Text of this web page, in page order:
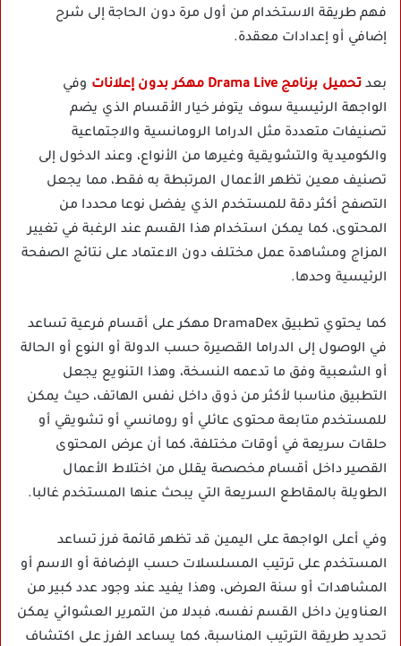
فهم طريقة الاستخدام من أول مرة دون الحاجة إلى شرح
إضافي أو إعدادات معقدة.
بعد تحميل برنامج Drama Live مهكر بدون إعلانات
وفي
الواجهة الرئيسية سوف يتوفر خيار الأقسام الذي يضم
تصنيفات متعددة مثل الدراما الرومانسية والاجتماعية
والكوميدية والتشويقية وغيرها من الأنواع، وعند الدخول إلى
تصنيف معين تظهر الأعمال المرتبطة به فقط، مما يجعل
التصفح أكثر دقة للمستخدم الذي يفضل نوعا محددا من
المحتوى، كما يمكن استخدام هذا القسم عند الرغبة في تغيير
المزاج ومشاهدة عمل مختلف دون الاعتماد على نتائج الصفحة
الرئيسية وحدها.
كما يحتوي تطبيق DramaDex مهكر على أقسام فرعية تساعد
في الوصول إلى الدراما القصيرة حسب الدولة أو النوع أو الحالة
أو الشعبية وفق ما تدعمه النسخة، وهذا التنويع يجعل
التطبيق مناسبا لأكثر من ذوق داخل نفس الهاتف، حيث يمكن
للمستخدم متابعة محتوى عائلي أو رومانسي أو تشويقي أو
حلقات سريعة في أوقات مختلفة، كما أن عرض المحتوى
القصير داخل أقسام مخصصة يقلل من اختلاط الأعمال
الطويلة بالمقاطع السريعة التي يبحث عنها المستخدم غالبا.
وفي أعلى الواجهة على اليمين قد تظهر قائمة فرز تساعد
المستخدم على ترتيب المسلسلات حسب الإضافة أو الاسم أو
المشاهدات أو سنة العرض، وهذا يفيد عند وجود عدد كبير من
العناوين داخل القسم نفسه، فبدلا من التمرير العشوائي يمكن
تحديد طريقة الترتيب المناسبة، كما يساعد الفرز على اكتشاف